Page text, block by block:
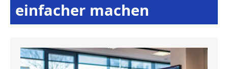
einfacher machen